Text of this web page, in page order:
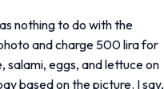
nothing to do with the
and charge 500 lira for
eggs, and lettuce on
based on the picture. I say,